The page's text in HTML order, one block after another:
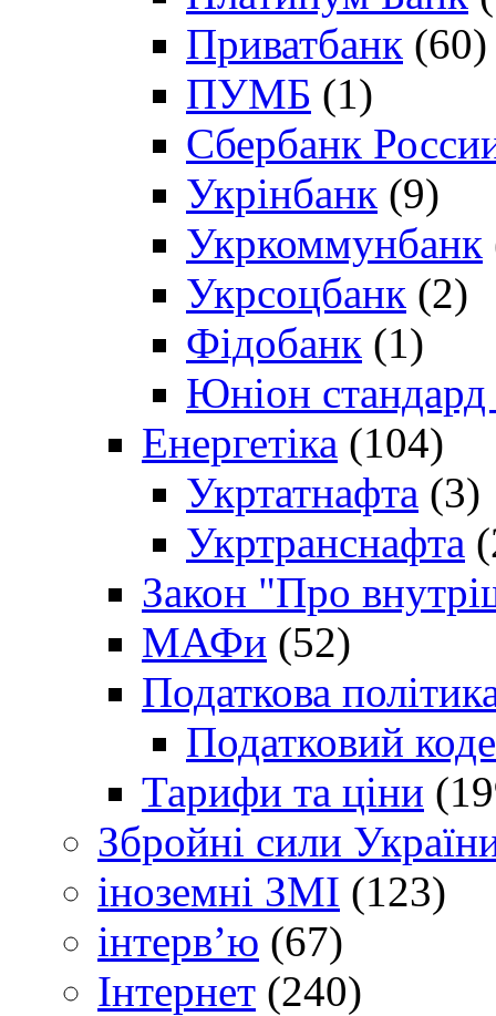
Приватбанк (60)
ПУМБ (1)
Сбербанк
Укрінбанк (9)
Укркоммунбанк
Укрсоцбанк (2)
Фідобанк (1)
Юніон стандард
Енергетіка (104)
Укртатнафта (3)
Укртранснафта
Закон "Про
МАФи (52)
Податкова
Податковий
Тарифи та ціни
Збройні сили
іноземні ЗМІ (123)
інтерв’ю (67)
Інтернет (240)